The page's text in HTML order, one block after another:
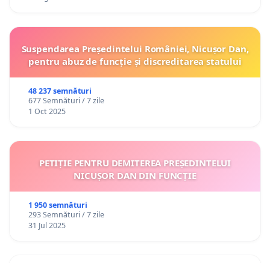
Suspendarea Președintelui României, Nicușor Dan,
pentru abuz de funcție și discreditarea statului
48 237 semnături
677 Semnături / 7 zile
1 Oct 2025
PETIȚIE PENTRU DEMITEREA PREȘEDINTELUI
NICUȘOR DAN DIN FUNCȚIE
1 950 semnături
293 Semnături / 7 zile
31 Jul 2025